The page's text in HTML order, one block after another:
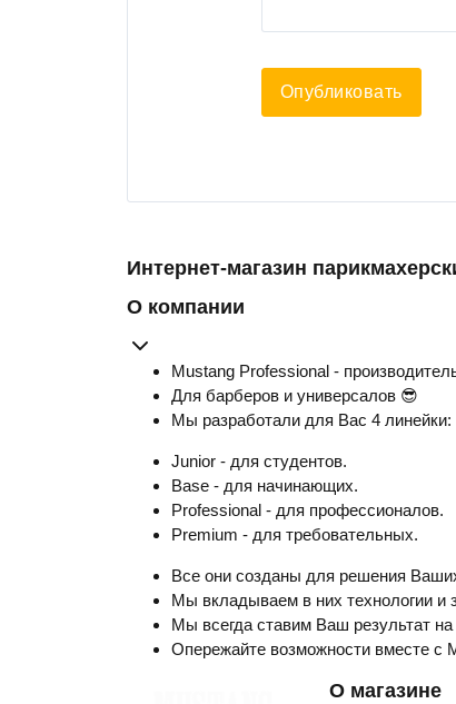
Опубликовать
Интернет-магазин
О компании
Mustang Professional -
Для барберов и универсалов 😎
Мы разработали для Вас 4 линейки:
Junior - для студентов.
Base - для начинающих.
Professional - для профессионалов.
Premium - для требовательных.
Все они созданы для решения
Мы вкладываем в них технологии и
Мы всегда ставим Ваш результат на
Опережайте возможности вместе с
О магазине